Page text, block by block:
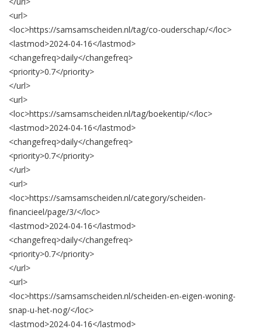
<url>
<loc>https://samsamscheiden.nl/tag/co-ouderschap/</loc>
<lastmod>2024-04-16</lastmod>
<changefreq>daily</changefreq>
<priority>0.7</priority>
</url>
<url>
<loc>https://samsamscheiden.nl/tag/boekentip/</loc>
<lastmod>2024-04-16</lastmod>
<changefreq>daily</changefreq>
<priority>0.7</priority>
</url>
<url>
<loc>https://samsamscheiden.nl/category/scheiden-
financieel/page/3/</loc>
<lastmod>2024-04-16</lastmod>
<changefreq>daily</changefreq>
<priority>0.7</priority>
</url>
<url>
<loc>https://samsamscheiden.nl/scheiden-en-eigen-woning-
snap-u-het-nog/</loc>
<lastmod>2024-04-16</lastmod>